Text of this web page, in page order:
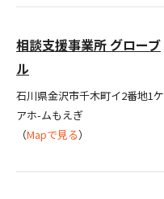
相談支援事業所 グローブ
ル
石川県金沢市千木町イ2番地1ケ
アホ-ムもえぎ
（Mapで見る）